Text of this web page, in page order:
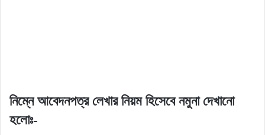
নিম্নে আবেদনপত্র লেখার নিয়ম হিসেবে নমুনা দেখানো
হলোঃ-